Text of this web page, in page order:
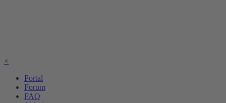
×
Portal
Forum
FAQ